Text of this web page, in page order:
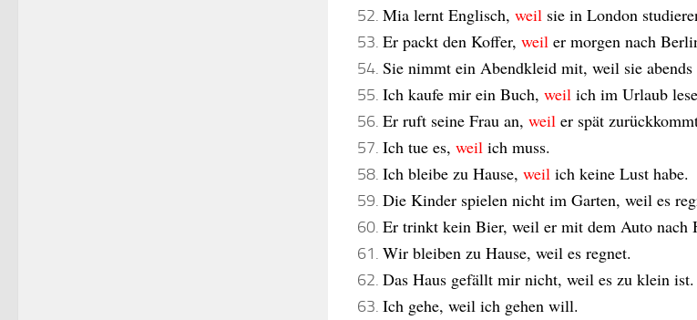
Mia lernt Englisch, weil sie in London
Er packt den Koffer, weil er morgen nach
Sie nimmt ein Abendkleid mit, weil sie abends
Ich kaufe mir ein Buch, weil ich im Urlaub
Er ruft seine Frau an, weil er spät
Ich tue es, weil ich muss.
Ich bleibe zu Hause, weil ich keine Lust habe.
Die Kinder spielen nicht im Garten, weil es
Er trinkt kein Bier, weil er mit dem Auto nach
Wir bleiben zu Hause, weil es regnet.
Das Haus gefällt mir nicht, weil es zu klein ist.
Ich gehe, weil ich gehen will.